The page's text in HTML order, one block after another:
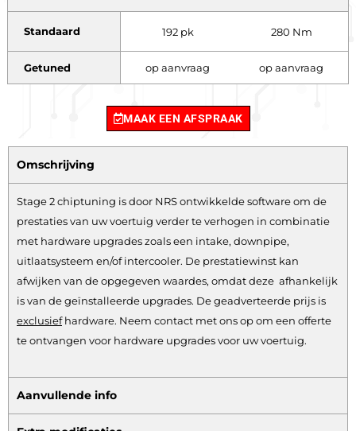
Standaard 192 pk 280 Nm
Getuned op aanvraag op aanvraag
MAAK EEN AFSPRAAK
Omschrijving
Stage 2 chiptuning is door NRS ontwikkelde software om de
prestaties van uw voertuig verder te verhogen in combinatie
met hardware upgrades zoals een intake, downpipe,
uitlaatsysteem en/of intercooler. De prestatiewinst kan
afwijken van de opgegeven waardes, omdat deze afhankelijk
is van de geïnstalleerde upgrades. De geadverteerde prijs is
exclusiefhardware. Neem contact met ons op om een offerte
te ontvangen voor hardware upgrades voor uw voertuig.
Aanvullende info